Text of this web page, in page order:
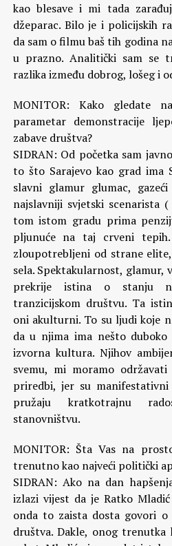
kao blesave i mi tada
džeparac. Bilo je i policijskih
da sam o filmu baš tih godina
u prazno. Analitički sam se
razlika između dobrog, lošeg i
MONITOR: Kako gledate
parametar demonstracije
zabave društva?
SIDRAN: Od početka sam
to što Sarajevo kao grad ima
slavni glamur glumac,
najslavniji svjetski scenarista
tom istom gradu prima
pljunuće na taj crveni
zloupotrebljeni od strane
sela. Spektakularnost, glamur,
prekrije istina o stanju
tranzicijskom društvu. Ta
oni akulturni. To su ljudi koje
da u njima ima nešto
izvorna kultura. Njihov
svemu, mi moramo
priredbi, jer su
pružaju kratkotrajnu
stanovništvu.
MONITOR: Šta Vas na
trenutno kao najveći politički
SIDRAN: Ako na dan
izlazi vijest da je Ratko
onda to zaista dosta govori
društva. Dakle, onog